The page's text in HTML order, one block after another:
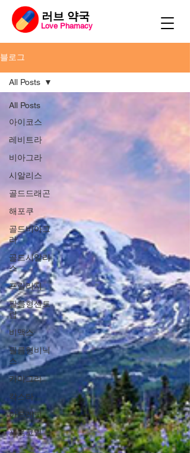
​러브 약국
Love Phamacy
블로그
All Posts
아이코스
레비트라
비아그라
시알리스
골드드래곤
해포쿠
골드비아그
라
골드시알리
스
프릴리지
필름형센트
립
비맥스
필름형비닉
스
카마그라
칵스타
아드레닌
프로코밀
All Posts